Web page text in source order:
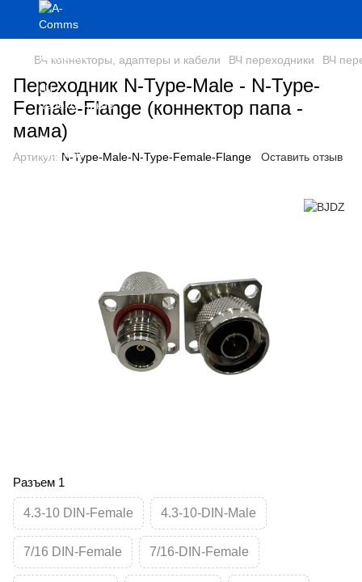
ВЧ коннекторы, адаптеры и кабели ВЧ переходники ВЧ
Переходник N-Type-Male - N-Type-
Female-Flange (коннектор папа -
мама)
Артикул: N-Type-Male-N-Type-Female-Flange Оставить отзыв
Разъем 1
4.3-10 DIN-Female 4.3-10-DIN-Male
7/16 DIN-Female 7/16-DIN-Female